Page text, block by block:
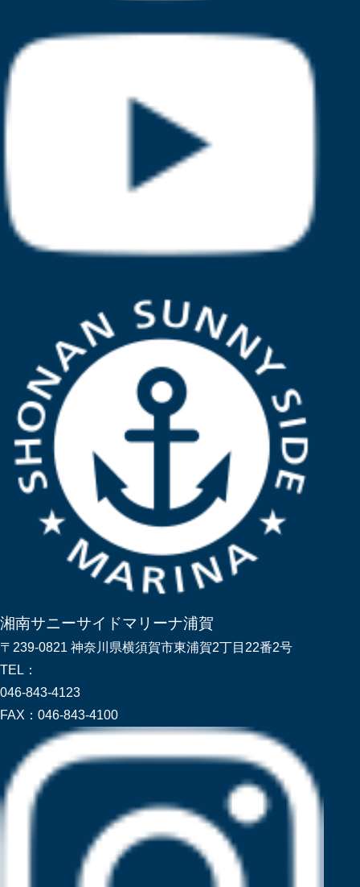
湘南サニーサイドマリーナ浦賀
〒239-0821 神奈川県横須賀市東浦賀2丁目22番2号
TEL：
046-843-4123
FAX： 046-843-4100